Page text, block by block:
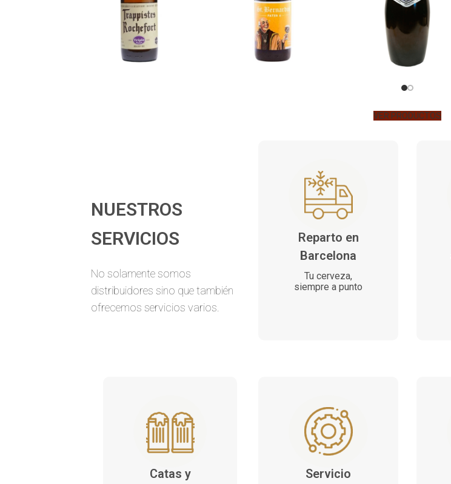
VER PRODUCTOS
NUESTROS
SERVICIOS
No solamente somos
distribuidores sino que también
ofrecemos servicios varios.
Reparto en
Barcelona
Tu cerveza,
siempre a punto
Catas y
Servicio